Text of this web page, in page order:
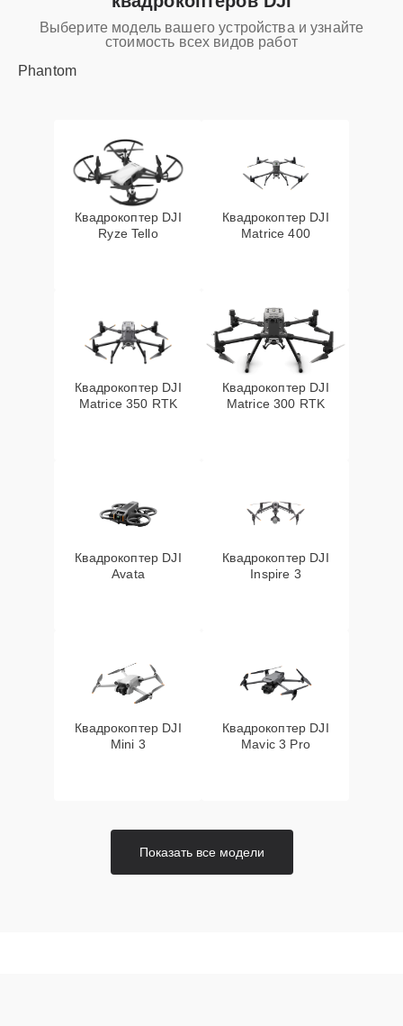
Выберите модель вашего устройства и узнайте
стоимость всех видов работ
Phantom
Квадрокоптер DJI
Ryze Tello
Квадрокоптер DJI
Matrice 400
Квадрокоптер DJI
Matrice 350 RTK
Квадрокоптер DJI
Matrice 300 RTK
Квадрокоптер DJI
Avata
Квадрокоптер DJI
Inspire 3
Квадрокоптер DJI
Mini 3
Квадрокоптер DJI
Mavic 3 Pro
Показать все модели